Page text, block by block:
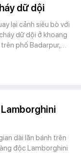
dữ dội
lại cảnh siêu bò với
dữ dội ở khoang
phố Badarpur,…
dài lăn bánh trên
độc Lamborghini